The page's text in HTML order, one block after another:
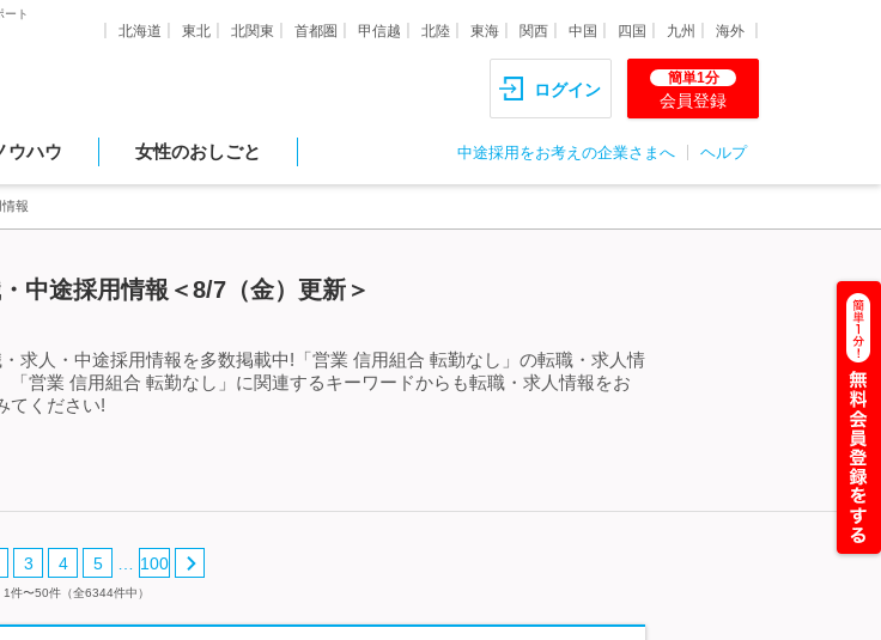
ート
北海道 東北 北関東 首都圏 甲信越 北陸 東海 関西 中国 四国 九州 海外
ログイン
簡単1分
会員登録
ウハウ 女性のおしごと 中途採用をお考えの企業さまへ ヘルプ
報
中途採用情報＜8/7（金）更新＞
求人・中途採用情報を多数掲載中!「営業 信用組合 転勤なし」の転職・求人情
営業 信用組合 転勤なし」に関連するキーワードからも転職・求人情報をお
てください!
3 4 5 100
1件〜50件（全6344件中）